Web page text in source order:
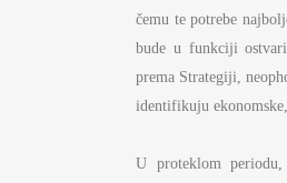
čemu te potrebe
bude u funkciji
prema Strategiji,
identifikuju
U proteklom